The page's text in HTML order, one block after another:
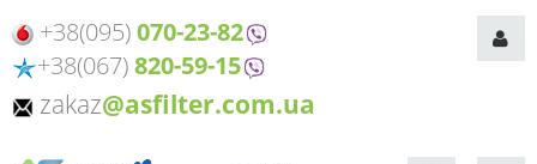
+38(095)070-23-82
+38(067)820-59-15
zakaz@asfilter.com.ua